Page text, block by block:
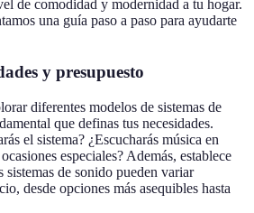
de comodidad y modernidad a tu hogar.
una guía paso a paso para ayudarte
y presupuesto
diferentes modelos de sistemas de
que definas tus necesidades.
el sistema? ¿Escucharás música en
especiales? Además, establece
de sonido pueden variar
desde opciones más asequibles hasta